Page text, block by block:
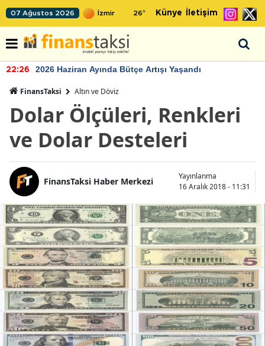
07 Ağustos 2026 26° Künye İletişim
22:26 2026 Haziran Ayında Bütçe Artışı Yaşandı
FinansTaksi Altın ve Döviz
Dolar Ölçüleri, Renkleri
ve Dolar Desteleri
FinansTaksi Haber Merkezi
Yayınlanma
16 Aralık 2018 - 11:31